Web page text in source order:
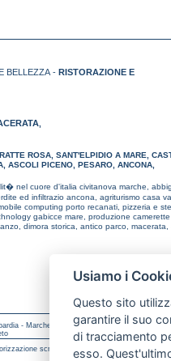
BELLEZZA - RISTORAZIONE E
,
ROSA, SANT'ELPIDIO A MARE,
, ASCOLI PICENO, PESARO, ANCONA,
nel cuore d'italia civitanova marche,
ed infiltrazio ancona, agriturismo casa
computing porto recanati, pizzeria e
gabicce mare, produzione
dimora storica, antico parco, macerata,
- Marche
Molise
scritta.
Usiamo i
Questo sito
garantire il suo
di tracciamento
esso.